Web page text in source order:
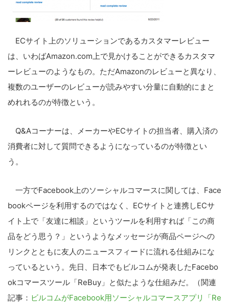
ECサイト上のソリューションであるカスタマーレビュー
は、いわばAmazon.com上で見かけることができるカスタマ
ーレビューのようなもの。ただAmazonのレビューと異なり、
複数のユーザーのレビューが読みやすい分量に自動的にまと
めれれるのが特徴という。
Q&Aコーナーは、メーカーやECサイトの担当者、購入済の
消費者に対して質問できるようになっているのが特徴とい
う。
一方でFacebook上のソーシャルコマースに関しては、Face
bookページを利用するのではなく、ECサイトと連携しECサ
イト上で「友達に相談」というツールを利用すれば「この商
品をどう思う？」というようなメッセージが商品ページへの
リンクとともに友人のニュースフィードに流れる仕組みにな
っているという。先日、日本でもビルコムが発表したFacebo
okコマースツール「ReBuy」と似たような仕組みだ。（関連
記事： ビルコムがFacebook用ソーシャルコマースアプリ「Re